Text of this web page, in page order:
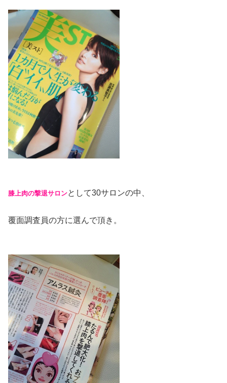
膝上肉の撃退サロンとして30サロンの中、
覆面調査員の方に選んで頂き。